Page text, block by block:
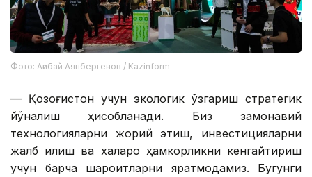
Фото: Ағибай Аяпбергенов / Kazinform
— Қозоғистон учун экологик ўзгариш стратегик
йўналиш ҳисобланади. Биз замонавий
технологияларни жорий этиш, инвестицияларни
жалб қилиш ва халқаро ҳамкорликни кенгайтириш
учун барча шароитларни яратмоқдамиз. Бугунги